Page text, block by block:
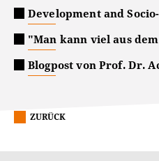
Development and
"Man kann viel aus
Blogpost von Prof. Dr.
ZURÜCK